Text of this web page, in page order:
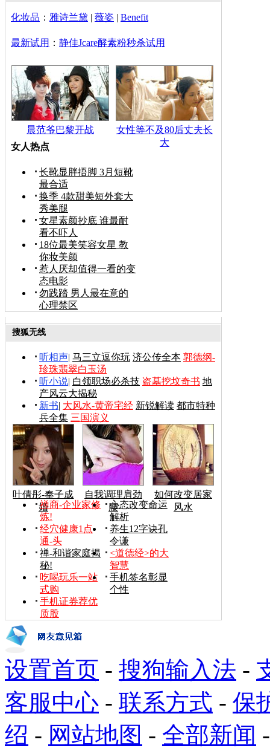
化妆品 ： 雅诗兰黛 | 薇姿 | Benefit
最新试用 ： 静佳Jcare酵素粉秒杀试用
晨范爷巴黎开战
女性等不及80后丈夫长
大
女人热点
长靴显胖捂脚 3月短靴
最合适
换季 4款甜美短外套大
秀美腿
女星素颜抄底 谁最耐
看不吓人
18位最美笑容女星 教
你妆美颜
惹人厌却值得一看的变
态电影
勿践踏 男人最在意的
心理禁区
搜狐无线
听相声| 马三立逗你玩 济公传全本 郭德纲-
珍珠翡翠白玉汤
听小说| 白领职场必杀技 盗墓挖坟奇书 地
产风云大揭秘
新书| 大风水-黄帝宅经 新锐解读 都市特种
兵全集 三国演义
叶倩彤-奉子成
婚
自我调理肩劲
腰
如何改变居家
风水
禅商-企业家修
炼!
心态改变命运
解析
经穴健康1点
通-头
养生12字诀孔
令谦
禅-和谐家庭揭
秘!
<道德经>的大
智慧
吃喝玩乐一站
式购
手机签名彰显
个性
手机证券荐优
质股
设置首页 - 搜狗输入法 -
客服中心 - 联系方式 - 保
绍 - 网站地图 - 全部新闻